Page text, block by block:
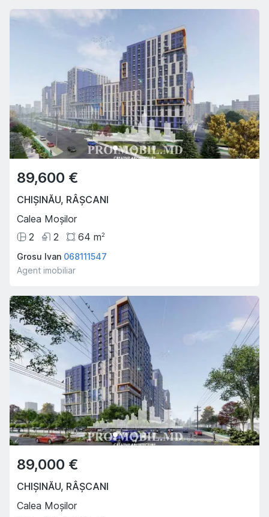
89,600 €
CHIȘINĂU, RÂȘCANI
Calea Moșilor
2
2 64 m2
Grosu Ivan 068111547
Agent imobiliar
89,000 €
CHIȘINĂU, RÂȘCANI
Calea Moșilor